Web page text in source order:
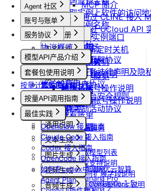
获取实例上软件的访问
修改实例名称
更新Pod实例端口
设置/更新定时关机
取消定时关机
MCP 简介
通过 CLINE 接入
通过 UCloud API
Agent 社区
产品介绍
产品介绍
快速开始
控制台操作
Agent广场
操作指南
模型配置
计费说明
升配与续费
到期与数据说明
账号与账单
账号注册
注册流程
注销账号
实名认证
认证概览
个人认证
高校认证
企业认证
团队管理
团队功能概览
管理员账号操作说明
团队成员账号操作说明
账单与发票
账号充值
提现规则
查看账单
开具发票
服务协议
协议概览
优云智算服务框架协议
优云智算云服务法律声明及隐
优云智算用户协议
优云智算云平台安全规则
优云智算激励活动协议
模型API产品介绍
模型API服务
套餐包使用说明
套餐包快速上手
套餐计费逻辑
套餐用量统计
客户端接入
OpenClaw 云端服务
按量计费说明
按量API调用指南
快速开始
通用说明
认证鉴权
错误码
文本生成
如何获取模型列表
模型协议支持说明
API支持与扩展字段说明
OpenAI-Completions 说明
图片生成
Nano Banana
Nano Banana Pro
Nano Banana 2
视频生成
doubao-seedance-1-5-
音频生成
最佳实践
OpenClaw 接入指南
Claude Code 接入指南
Codex 接入指南
OpenCode 接入指南
如何在codex中调用优云智算
Agent Plan